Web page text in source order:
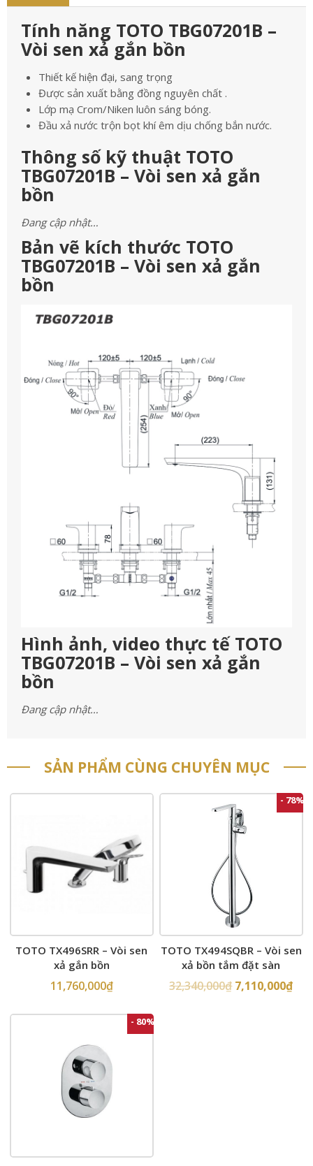
Tính năng TOTO TBG07201B –
Vòi sen xả gắn bồn
Thiết kế hiện đại, sang trọng
Được sản xuất bằng đồng nguyên chất .
Lớp mạ Crom/Niken luôn sáng bóng.
Đầu xả nước trộn bọt khí êm dịu chống bắn nước.
Thông số kỹ thuật TOTO
TBG07201B – Vòi sen xả gắn
bồn
Đang cập nhật…
Bản vẽ kích thước TOTO
TBG07201B – Vòi sen xả gắn
bồn
Hình ảnh, video thực tế TOTO
TBG07201B – Vòi sen xả gắn
bồn
Đang cập nhật…
SẢN PHẨM CÙNG CHUYÊN MỤC
TOTO TX496SRR – Vòi sen
xả gắn bồn
11,760,000₫
- 78%
TOTO TX494SQBR – Vòi sen
xả bồn tắm đặt sàn
32,340,000₫ 7,110,000₫
- 80%